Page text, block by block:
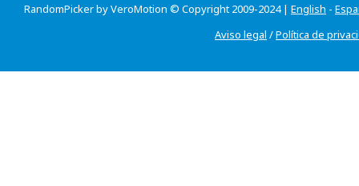
RandomPicker by VeroMotion © Copyright 2009-2024 | English -
Aviso legal /Política de